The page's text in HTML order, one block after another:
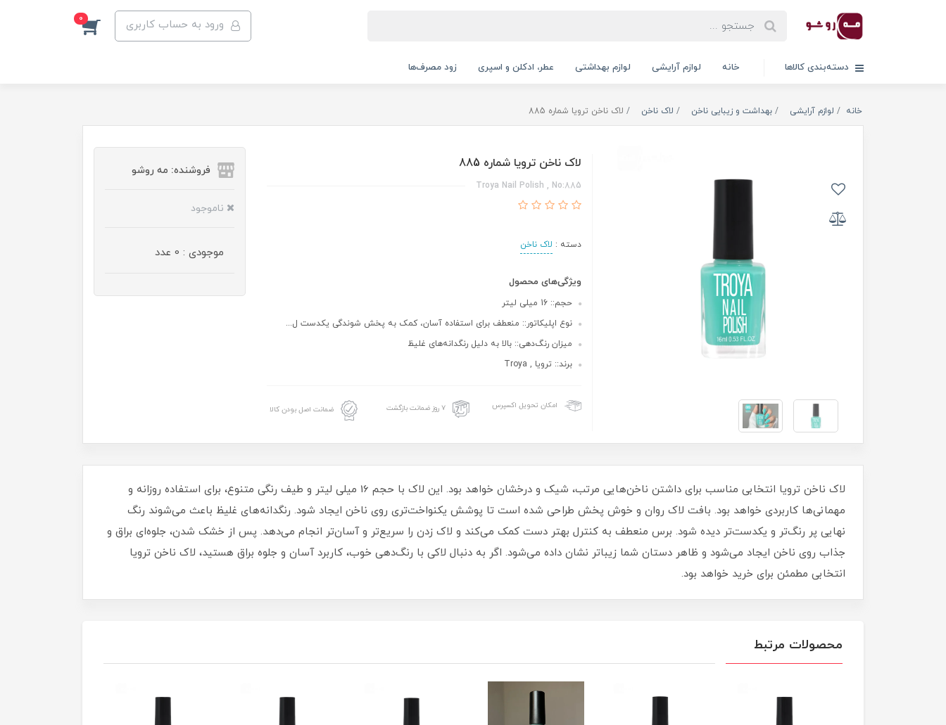
ورود به حساب کاربری 0
دسته‌بندی کالاها خانه لوازم آرایشی لوازم بهداشتی عطر، ادکلن و اسپری زود مصرف‌ها
خانه لوازم آرایشی بهداشت و زیبایی ناخن لاک ناخن لاک ناخن ترویا شماره 885
لاک ناخن ترویا شماره 885
Troya Nail Polish , No:885
دسته : لاک ناخن
ویژگی‌های محصول
حجم:: 16 میلی لیتر
نوع اپلیکاتور:: منعطف برای استفاده آسان، کمک به پخش شوندگی یکدست ل...
میزان رنگ‌دهی:: بالا به دلیل رنگدانه‌های غلیظ
برند:: ترویا , Troya
امکان تحویل اکسپرس ۷ روز ضمانت بازگشت ضمانت اصل بودن کالا
فروشنده: مه رو‌شو
ناموجود
موجودی : 0 عدد
لاک ناخن ترویا انتخابی مناسب برای داشتن ناخن‌هایی مرتب، شیک و درخشان خواهد بود. این لاک با حجم 16 میلی‌ لیتر و طیف رنگی متنوع، برای استفاده روزانه و
مهمانی‌ها کاربردی خواهد بود. بافت لاک روان و خوش‌ پخش طراحی شده است تا پوشش یکنواخت‌تری روی ناخن ایجاد شود. رنگدانه‌های غلیظ باعث می‌شوند رنگ
نهایی پر رنگ‌تر و یکدست‌تر دیده شود. برس منعطف به کنترل بهتر دست کمک می‌کند و لاک زدن را سریع‌تر و آسان‌تر انجام می‌دهد. پس از خشک شدن، جلوه‌ای براق و
جذاب روی ناخن ایجاد می‌شود و ظاهر دستان شما زیباتر نشان داده می‌شود. اگر به دنبال لاکی با رنگ‌دهی خوب، کاربرد آسان و جلوه براق هستید، لاک ناخن ترویا
انتخابی مطمئن برای خرید خواهد بود.
محصولات مرتبط